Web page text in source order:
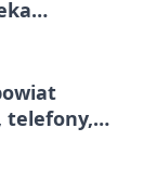
telefony,